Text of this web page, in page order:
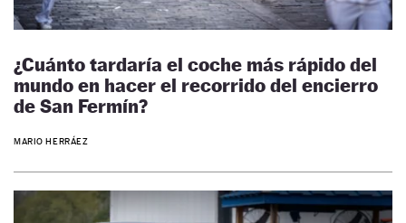
¿Cuánto tardaría el coche más rápido del
mundo en hacer el recorrido del encierro
de San Fermín?
MARIO HERRÁEZ